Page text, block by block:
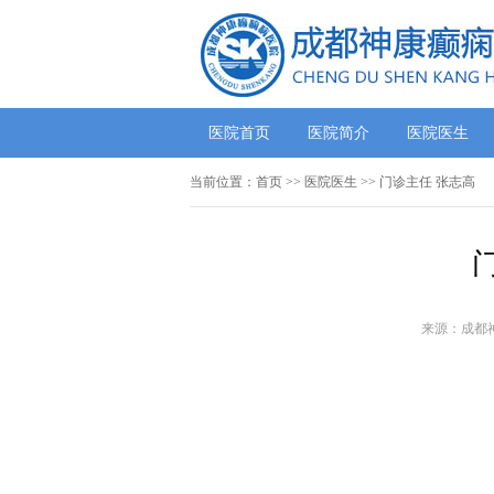
医院首页 医院简介 医院医生
当前位置： 首页 >> 医院医生 >> 门诊主任 张志高
来源：成都